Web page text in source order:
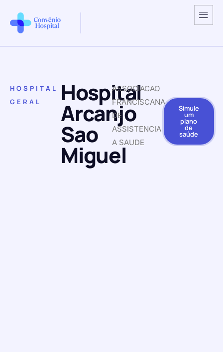
HOSPITAL
GERAL
Hospital
Arcanjo
Sao
Miguel
ASSOCIACAO
FRANCISCANA
DE
ASSISTENCIA
A SAUDE
Simule
um
plano
de
saúde